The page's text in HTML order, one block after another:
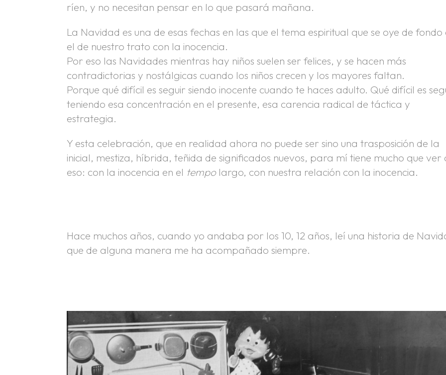
ríen, y no necesitan pensar en lo que pasará mañana.
La Navidad es una de esas fechas en las que el tema espiritual que se oye de fondo
el de nuestro trato con la inocencia.
Por eso las Navidades mientras hay niños suelen ser felices, y se hacen más
contradictorias y nostálgicas cuando los niños crecen y los mayores faltan.
Porque qué difícil es seguir siendo inocente cuando te haces adulto. Qué difícil es
teniendo esa concentración en el presente, esa carencia radical de táctica y
estrategia.
Y esta celebración, que en realidad ahora no puede ser sino una trasposición de la
inicial, mestiza, híbrida, teñida de significados nuevos, para mí tiene mucho que ver
eso: con la inocencia en el tempolargo, con nuestra relación con la inocencia.
Hace muchos años, cuando yo andaba por los 10, 12 años, leí una historia de
que de alguna manera me ha acompañado siempre.